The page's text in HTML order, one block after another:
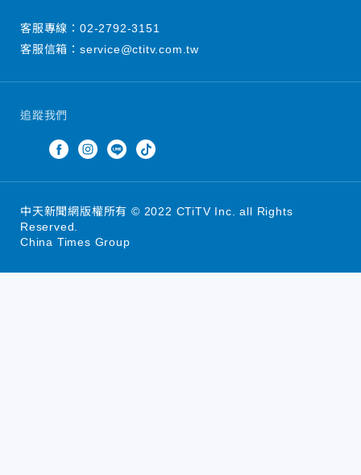
追蹤我們
客服專線： 02-2792-3151
客服信箱： service@ctitv.com.tw
中天新聞網版權所有 © 2022 CTiTV Inc. all Rights
Reserved.
China Times Group